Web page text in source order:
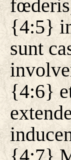
{4:5}
sunt
{4:6}